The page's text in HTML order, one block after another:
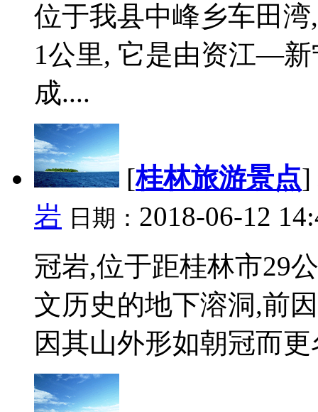
位于我县中峰乡车田
1公里, 它是由资江—
成....
[桂林旅游景点]
岩 日期： 2018-06-12
冠岩,位于距桂林市29
文历史的地下溶洞,前
因其山外形如朝冠而更